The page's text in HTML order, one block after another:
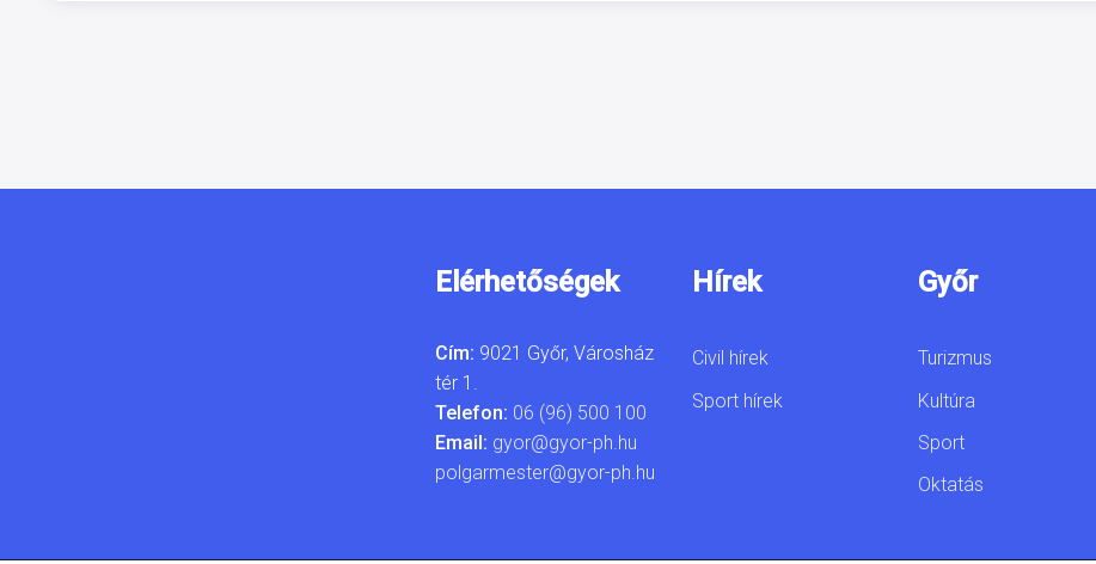
Elérhetőségek
Cím: 9021 Győr, Városház
tér 1.
Telefon: 06 (96) 500 100
Email: gyor@gyor-ph.hu
polgarmester@gyor-ph.hu
Hírek
Civil hírek
Sport hírek
Győr
Turizmus
Kultúra
Sport
Oktatás